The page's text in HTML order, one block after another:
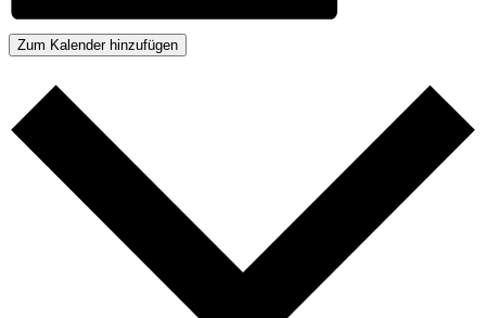
Zum Kalender hinzufügen